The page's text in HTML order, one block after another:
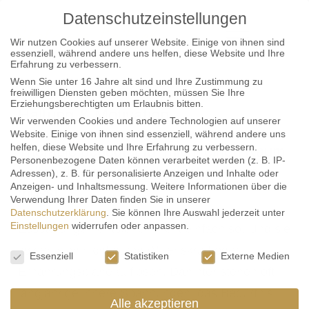
Haltung & Motivation
Therapie bedeutet für mich: einen Raum
halten, in dem du dich nicht erklären
musst.
Essstörungen entstehen nicht einfach so. Und sie
lassen sich nicht durch Willenskraft oder
langjährige innere Spannungen, das Bedürfnis
Datenschutzeinstellungen
Wir nutzen Cookies auf unserer Website. Einige von ihnen sind
essenziell, während andere uns helfen, diese Website und Ihre
Erfahrung zu verbessern.
Wenn Sie unter 16 Jahre alt sind und Ihre Zustimmung zu
freiwilligen Diensten geben möchten, müssen Sie Ihre
Erziehungsberechtigten um Erlaubnis bitten.
Wir verwenden Cookies und andere Technologien auf unserer
Website. Einige von ihnen sind essenziell, während andere uns
helfen, diese Website und Ihre Erfahrung zu verbessern.
Personenbezogene Daten können verarbeitet werden (z. B. IP-
Adressen), z. B. für personalisierte Anzeigen und Inhalte oder
Anzeigen- und Inhaltsmessung. Weitere Informationen über die
Verwendung Ihrer Daten finden Sie in unserer
Datenschutzerklärung
Sie können Ihre Auswahl jederzeit unter
Einstellungen widerrufen oder anpassen.
Essenziell
Statistiken Externe Medien
Alle akzeptieren